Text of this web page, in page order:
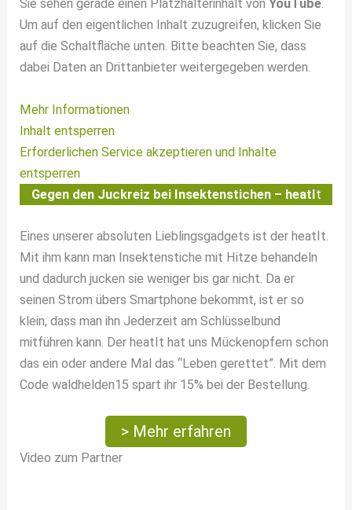
Sie sehen gerade einen Platzhalterinhalt von YouTube.
Um auf den eigentlichen Inhalt zuzugreifen, klicken Sie
auf die Schaltfläche unten. Bitte beachten Sie, dass
dabei Daten an Drittanbieter weitergegeben werden.
Mehr Informationen
Inhalt entsperren
Erforderlichen Service akzeptieren und Inhalte
entsperren
Gegen den Juckreiz bei Insektenstichen – heatIt
Eines unserer absoluten Lieblingsgadgets ist der heatIt.
Mit ihm kann man Insektenstiche mit Hitze behandeln
und dadurch jucken sie weniger bis gar nicht. Da er
seinen Strom übers Smartphone bekommt, ist er so
klein, dass man ihn Jederzeit am Schlüsselbund
mitführen kann. Der heatIt hat uns Mückenopfern schon
das ein oder andere Mal das “Leben gerettet”. Mit dem
Code waldhelden15 spart ihr 15% bei der Bestellung.
> Mehr erfahren
Video zum Partner